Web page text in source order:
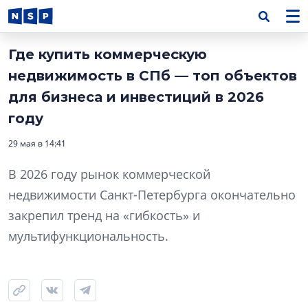
Где купить коммерческую
недвижимость в СПб — топ объектов
для бизнеса и инвестиций в 2026
году
29 мая в 14:41
В 2026 году рынок коммерческой
недвижимости Санкт-Петербурга окончательно
закрепил тренд на «гибкость» и
мультифункциональность.